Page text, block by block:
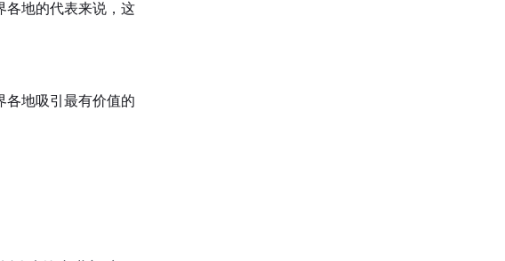
各地的代表来说，这
各地吸引最有价值的